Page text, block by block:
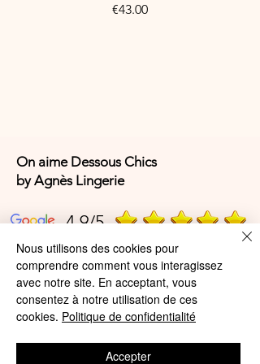
Price
€43.00
On aime Dessous Chics
by Agnès Lingerie
4,9/5
4,9/5
Offres et Services
Nous utilisons des cookies pour
comprendre comment vous interagissez
avec notre site. En acceptant, vous
consentez à notre utilisation de ces
cookies. Politique de confidentialité
Accepter